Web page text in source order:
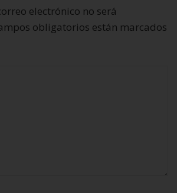
electrónico no será
obligatorios están marcados